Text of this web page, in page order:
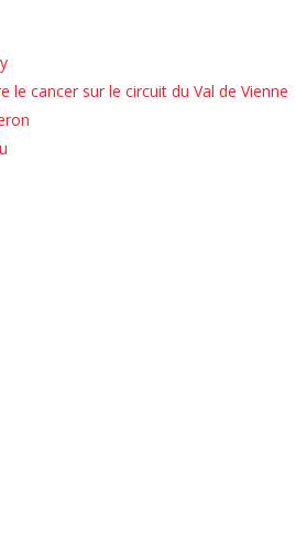
cancer sur le circuit du Val de Vienne